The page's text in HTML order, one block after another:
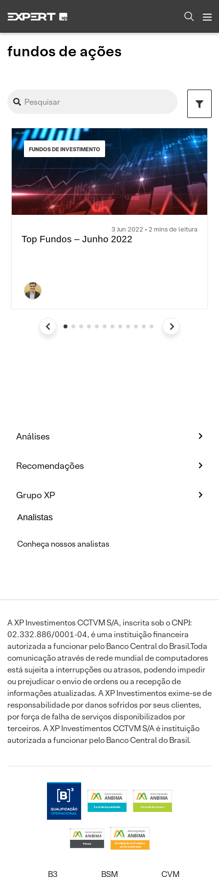
fundos de ações
FUNDOS DE INVESTIMENTO
3 Jun 2022 • 2 mins de leitura
Top Fundos – Junho 2022
Análises
Recomendações
Grupo XP
Analistas
Conheça nossos analistas
A XP Investimentos CCTVM S/A, inscrita sob o CNPJ:
02.332.886/0001-04, é uma instituição financeira
autorizada a funcionar pelo Banco Central do Brasil.Toda
comunicação através de rede mundial de computadores
está sujeita a interrupções ou atrasos, podendo impedir
ou prejudicar o envio de ordens ou a recepção de
informações atualizadas. A XP Investimentos exime-se de
responsabilidade por danos sofridos por seus clientes,
por força de falha de serviços disponibilizados por
terceiros. A XP Investimentos CCTVM S/A é instituição
autorizada a funcionar pelo Banco Central do Brasil.
B3 BSM CVM